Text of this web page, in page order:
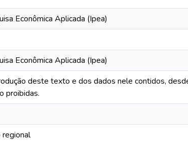
Econômica Aplicada (Ipea)
Econômica Aplicada (Ipea)
deste texto e dos dados nele contidos,
proibidas.